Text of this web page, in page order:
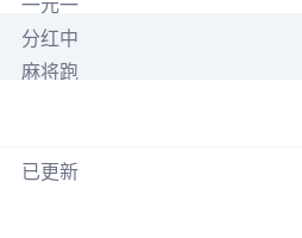
【tj525555】群主QQ:443